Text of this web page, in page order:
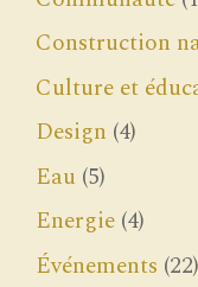
Construction
Culture et
Design (4)
Eau (5)
Energie (4)
Événements (22)